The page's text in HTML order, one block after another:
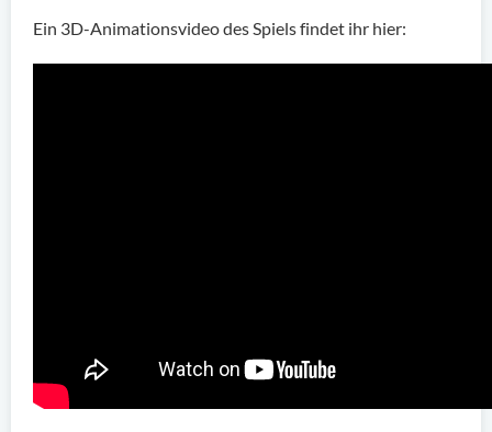
Ein 3D-Animationsvideo des Spiels findet ihr hier: